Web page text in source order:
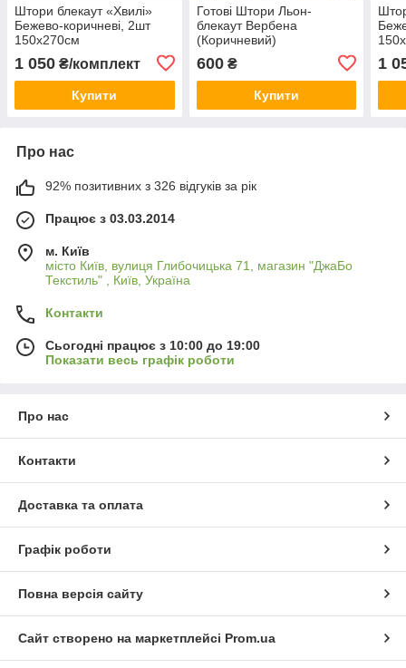
Штори блекаут «Хвилі»
Бежево-коричневі, 2шт
150х270см
1 050 ₴/комплект
Купити
Готові Штори Льон-
блекаут Вербена
(Коричневий)
600₴
Купити
1
Про нас
92% позитивних з 326 відгуків за рік
Працює з 03.03.2014
м. Київ
місто Київ, вулиця Глибочицька 71, магазин "ДжаБо
Текстиль" , Київ, Україна
Контакти
Сьогодні працює з 10:00 до 19:00
Показати весь графік роботи
Про нас
Контакти
Доставка та оплата
Графік роботи
Повна версія сайту
Сайт створено на маркетплейсі Prom.ua